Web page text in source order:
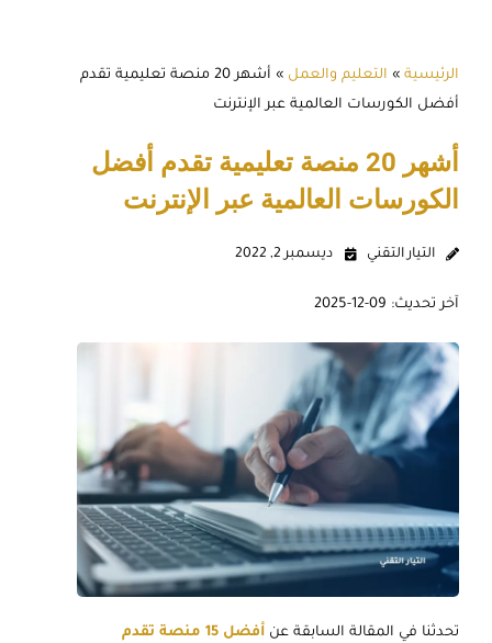
الرئيسية » التعليم والعمل »
أشهر 20 منصة تعليمية تقدم
أفضل الكورسات العالمية عبر الإنترنت
أشهر 20 منصة تعليمية تقدم أفضل
الكورسات العالمية عبر الإنترنت
التيار التقني ديسمبر 2, 2022
آخر تحديث: 09-12-2025
تحدثنا في المقالة السابقة عن
أفضل 15 منصة تقدم